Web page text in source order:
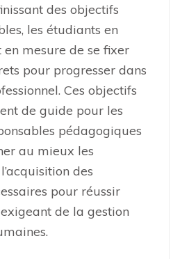
des objectifs
les étudiants en
mesure de se fixer
pour progresser dans
Ces objectifs
de guide pour les
pédagogiques
au mieux les
des
pour réussir
de la gestion